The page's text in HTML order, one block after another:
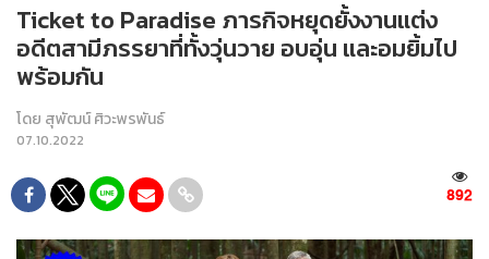
Ticket to Paradise ภารกิจหยุดยั้งงานแต่ง
อดีตสามีภรรยาที่ทั้งวุ่นวาย อบอุ่น และอมยิ้มไป
พร้อมกัน
โดย สุพัฒน์ ศิวะพรพันธ์
07.10.2022
892